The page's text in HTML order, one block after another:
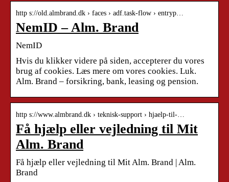
http s://old.almbrand.dk › faces › adf.task-flow › entryp…
NemID – Alm. Brand
NemID
Hvis du klikker videre på siden, accepterer du vores
brug af cookies. Læs mere om vores cookies. Luk.
Alm. Brand – forsikring, bank, leasing og pension.
http s://www.almbrand.dk › teknisk-support › hjaelp-til-…
Få hjælp eller vejledning til Mit
Alm. Brand
Få hjælp eller vejledning til Mit Alm. Brand | Alm.
Brand